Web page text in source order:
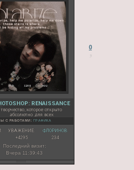
RENAISSANCE
творчество, которое открыто
абсолютно для всех
С РАБОТАМИ: ГРАФИКА
УВАЖЕНИЕ:
+4295
ФЛОРИНОВ:
234
Последний визит:
Вчера 11:39:43
0